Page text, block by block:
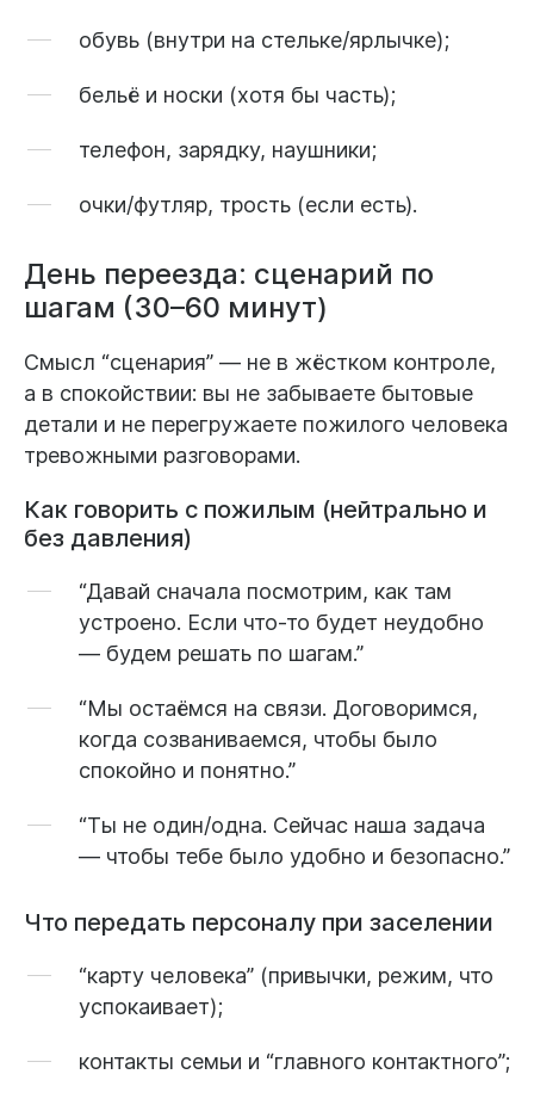
обувь (внутри на стельке/ярлычке);
бельё и носки (хотя бы часть);
телефон, зарядку, наушники;
очки/футляр, трость (если есть).
День переезда: сценарий по
шагам (30–60 минут)
Смысл “сценария” — не в жёстком контроле,
а в спокойствии: вы не забываете бытовые
детали и не перегружаете пожилого человека
тревожными разговорами.
Как говорить с пожилым (нейтрально и
без давления)
“Давай сначала посмотрим, как там
устроено. Если что-то будет неудобно
— будем решать по шагам.”
“Мы остаёмся на связи. Договоримся,
когда созваниваемся, чтобы было
спокойно и понятно.”
“Ты не один/одна. Сейчас наша задача
— чтобы тебе было удобно и безопасно.”
Что передать персоналу при заселении
“карту человека” (привычки, режим, что
успокаивает);
контакты семьи и “главного контактного”;